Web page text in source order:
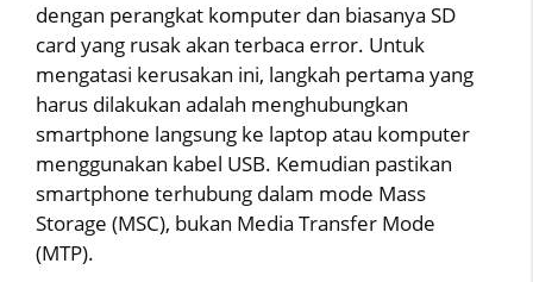
dengan perangkat komputer dan biasanya SD
card yang rusak akan terbaca error. Untuk
mengatasi kerusakan ini, langkah pertama yang
harus dilakukan adalah menghubungkan
smartphone langsung ke laptop atau komputer
menggunakan kabel USB. Kemudian pastikan
smartphone terhubung dalam mode Mass
Storage (MSC), bukan Media Transfer Mode
(MTP).